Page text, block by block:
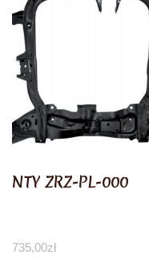
NTY ZRZ-PL-000
735,00zł